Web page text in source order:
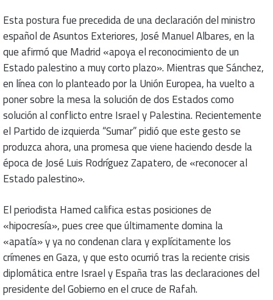
Esta postura fue precedida de una declaración del ministro
español de Asuntos Exteriores, José Manuel Albares, en la
que afirmó que Madrid «apoya el reconocimiento de un
Estado palestino a muy corto plazo». Mientras que Sánchez,
en línea con lo planteado por la Unión Europea, ha vuelto a
poner sobre la mesa la solución de dos Estados como
solución al conflicto entre Israel y Palestina. Recientemente
el Partido de izquierda “Sumar” pidió que este gesto se
produzca ahora, una promesa que viene haciendo desde la
época de José Luis Rodríguez Zapatero, de «reconocer al
Estado palestino».
El periodista Hamed califica estas posiciones de
«hipocresía», pues cree que últimamente domina la
«apatía» y ya no condenan clara y explícitamente los
crímenes en Gaza, y que esto ocurrió tras la reciente crisis
diplomática entre Israel y España tras las declaraciones del
presidente del Gobierno en el cruce de Rafah.